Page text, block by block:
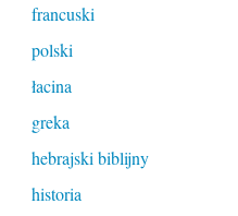
francuski
polski
łacina
greka
hebrajski biblijny
historia